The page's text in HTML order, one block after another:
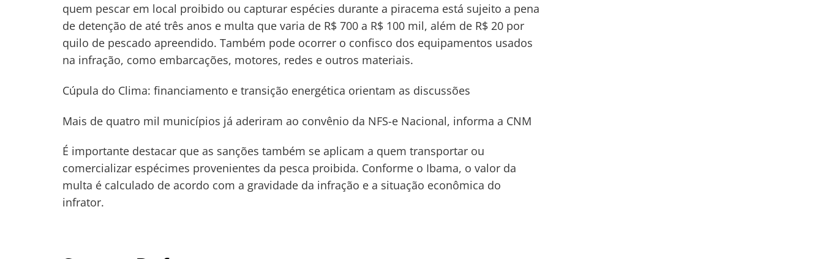
quem pescar em local proibido ou capturar espécies durante a piracema está sujeito a pena
de detenção de até três anos e multa que varia de R$ 700 a R$ 100 mil, além de R$ 20 por
quilo de pescado apreendido. Também pode ocorrer o confisco dos equipamentos usados
na infração, como embarcações, motores, redes e outros materiais.
Cúpula do Clima: financiamento e transição energética orientam as discussões
Mais de quatro mil municípios já aderiram ao convênio da NFS-e Nacional, informa a CNM
É importante destacar que as sanções também se aplicam a quem transportar ou
comercializar espécimes provenientes da pesca proibida. Conforme o Ibama, o valor da
multa é calculado de acordo com a gravidade da infração e a situação econômica do
infrator.